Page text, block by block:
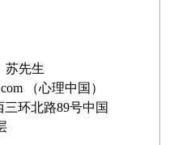
先生
（心理中国）
环北路89号中国